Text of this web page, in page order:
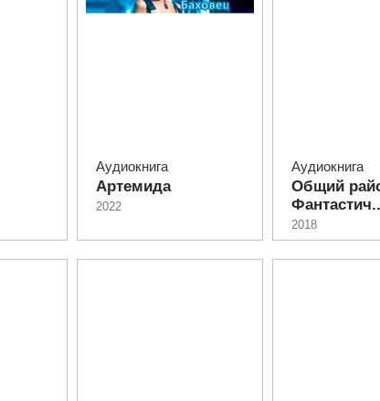
Аудиокнига
Артемида
2022
Аудиокнига
Общий
2018